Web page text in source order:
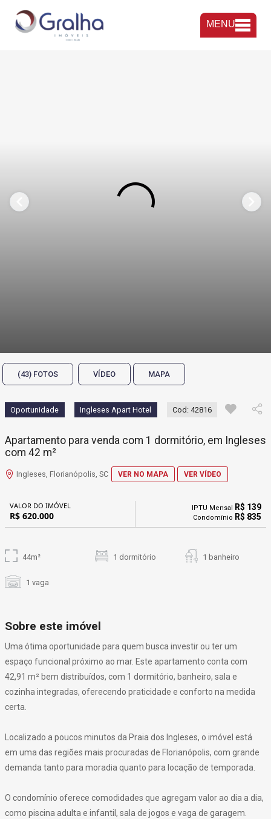
MENU
(43) FOTOS VÍDEO MAPA
Oportunidade Ingleses Apart Hotel Cod: 42816
Apartamento para venda com 1 dormitório, em Ingleses
com 42 m²
Ingleses, Florianópolis, SC VER NO MAPA VER VÍDEO
VALOR DO IMÓVEL
R$ 620.000
IPTU Mensal R$ 139
Condomínio R$ 835
44m² 1 dormitório 1 banheiro
1 vaga
Sobre este imóvel
Uma ótima oportunidade para quem busca investir ou ter um
espaço funcional próximo ao mar. Este apartamento conta com
42,91 m² bem distribuídos, com 1 dormitório, banheiro, sala e
cozinha integradas, oferecendo praticidade e conforto na medida
certa.
Localizado a poucos minutos da Praia dos Ingleses, o imóvel está
em uma das regiões mais procuradas de Florianópolis, com grande
demanda tanto para moradia quanto para locação de temporada.
O condomínio oferece comodidades que agregam valor ao dia a dia,
como piscina adulta e infantil, sala de jogos e vaga de garagem.